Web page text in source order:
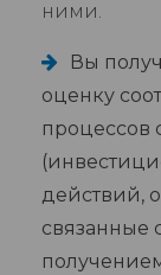
ними.
Вы
оценку
процессов
действий,
связанные